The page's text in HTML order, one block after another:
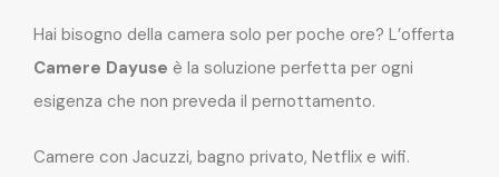
Hai bisogno della camera solo per poche ore? L’offerta
Camere Dayuse è la soluzione perfetta per ogni
esigenza che non preveda il pernottamento.
Camere con Jacuzzi, bagno privato, Netflix e wifi.